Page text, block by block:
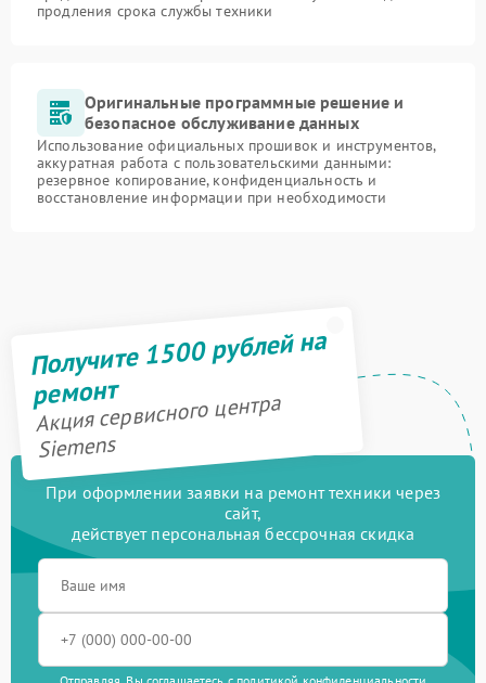
продления срока службы техники
Оригинальные программные решение и
безопасное обслуживание данных
Использование официальных прошивок и инструментов,
аккуратная работа с пользовательскими данными:
резервное копирование, конфиденциальность и
восстановление информации при необходимости
Получите 1500 рублей на
ремонт
Акция сервисного центра
Siemens
При оформлении заявки на ремонт техники через
сайт,
действует персональная бессрочная скидка